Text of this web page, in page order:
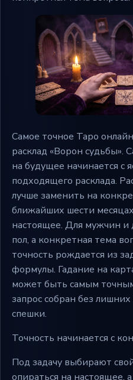
Самое точное Таро
расклад «Ворон судьбы».
на будущее начинается с
подходящего расклада.
лучше заменить на
ближайших шести
настоящее. Для мужчин
пол, а конкретная тема
точность рождается из
формулы. Гадание на
может быть самым
запрос собран без
спешки.
Точность начинается с
Под задачу выбирают
опираться на настоящее,